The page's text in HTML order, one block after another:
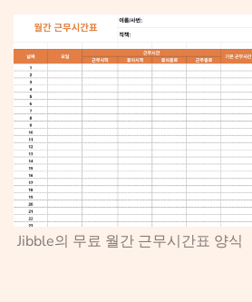
Jibble의 무료 월간 근무시간표 양식